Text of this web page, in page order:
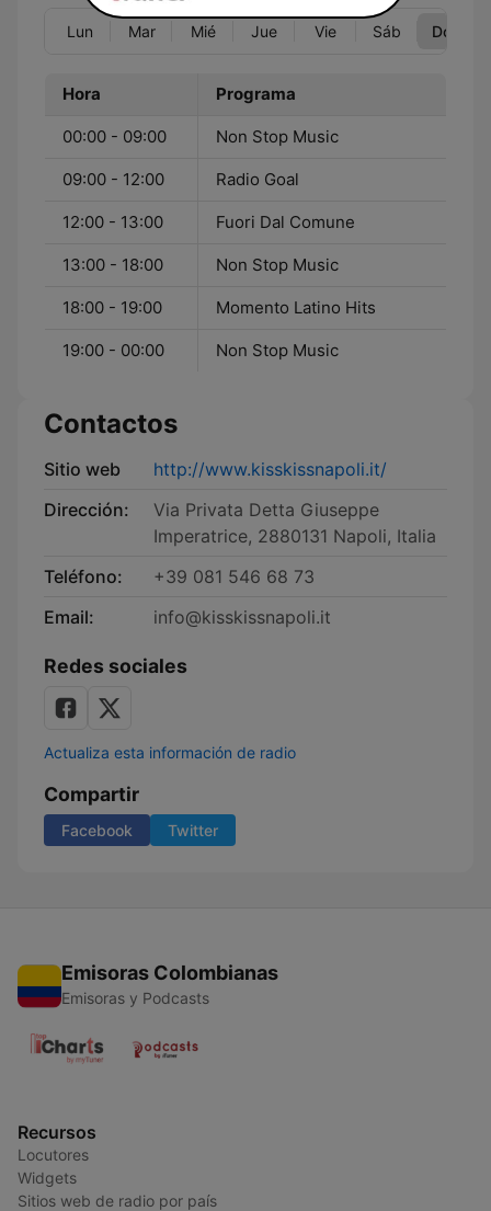
Lun Mar Mié Jue Vie Sáb Dom
Hora Programa
00:00 - 09:00 Non Stop Music
09:00 - 12:00 Radio Goal
12:00 - 13:00 Fuori Dal Comune
13:00 - 18:00 Non Stop Music
18:00 - 19:00 Momento Latino Hits
19:00 - 00:00 Non Stop Music
Contactos
Sitio web
http://www.kisskissnapoli.it/
Dirección:
Via Privata Detta Giuseppe
Imperatrice, 2880131 Napoli, Italia
Teléfono:
+39 081 546 68 73
Email:
info@kisskissnapoli.it
Redes sociales
Actualiza esta información de radio
Compartir
Facebook Twitter
Emisoras Colombianas
Emisoras y Podcasts
Recursos
Locutores
Widgets
Sitios web de radio por país